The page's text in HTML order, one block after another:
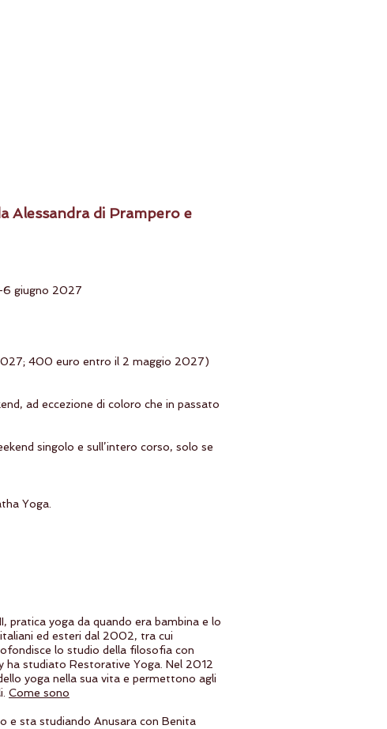
Alessandra di Prampero e
6 giugno 2027
400 euro entro il 2 maggio 2027)
ad eccezione di coloro che in passato
singolo e sull’intero corso, solo se
Yoga.
pratica yoga da quando era bambina e lo
ed esteri dal 2002, tra cui
lo studio della filosofia con
ha studiato Restorative Yoga. Nel 2012
yoga nella sua vita e permettono agli
Come sono
e sta studiando Anusara con Benita